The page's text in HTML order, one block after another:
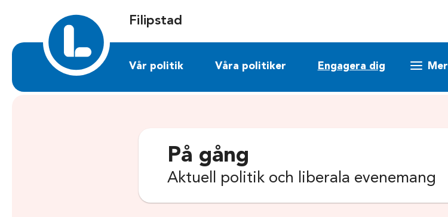
Filipstad
Vår politik Våra politiker Engagera dig Mer
På gång
Aktuell politik och liberala evenemang